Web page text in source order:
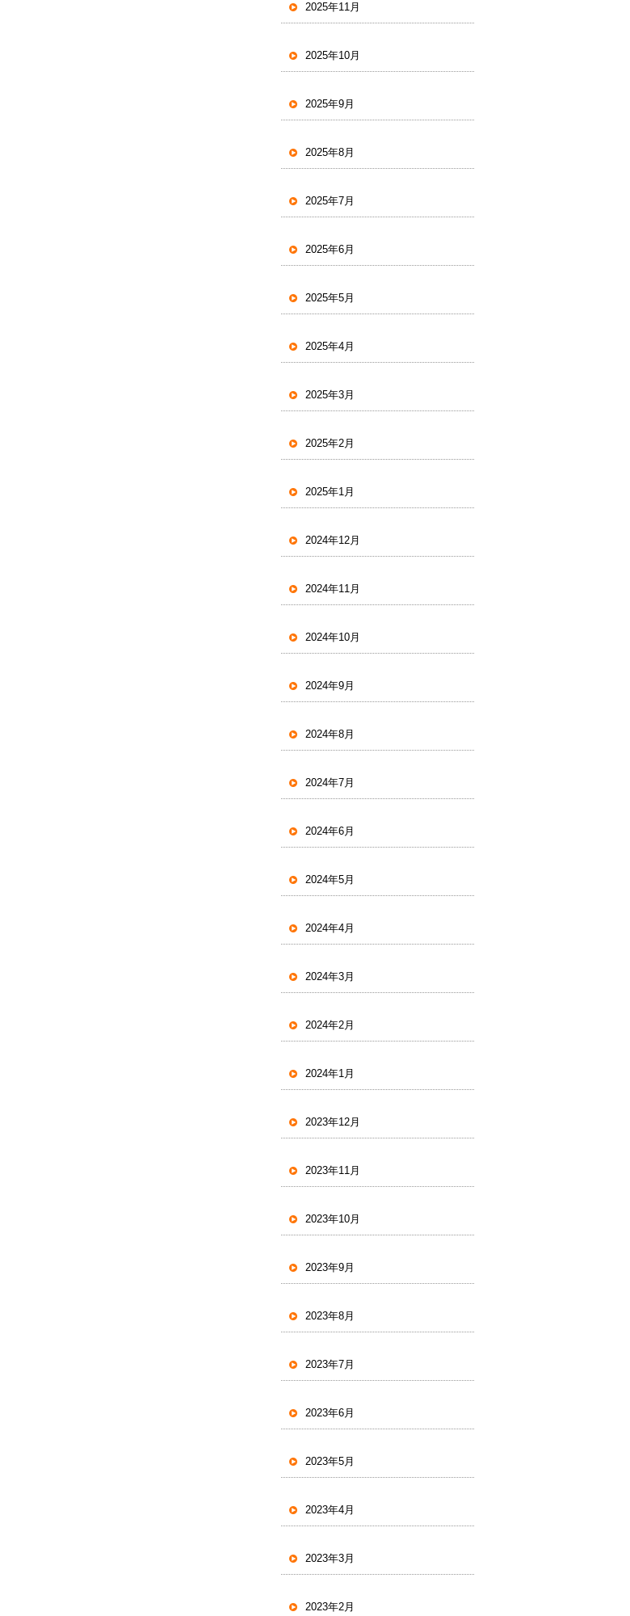
2025年11月
2025年10月
2025年9月
2025年8月
2025年7月
2025年6月
2025年5月
2025年4月
2025年3月
2025年2月
2025年1月
2024年12月
2024年11月
2024年10月
2024年9月
2024年8月
2024年7月
2024年6月
2024年5月
2024年4月
2024年3月
2024年2月
2024年1月
2023年12月
2023年11月
2023年10月
2023年9月
2023年8月
2023年7月
2023年6月
2023年5月
2023年4月
2023年3月
2023年2月